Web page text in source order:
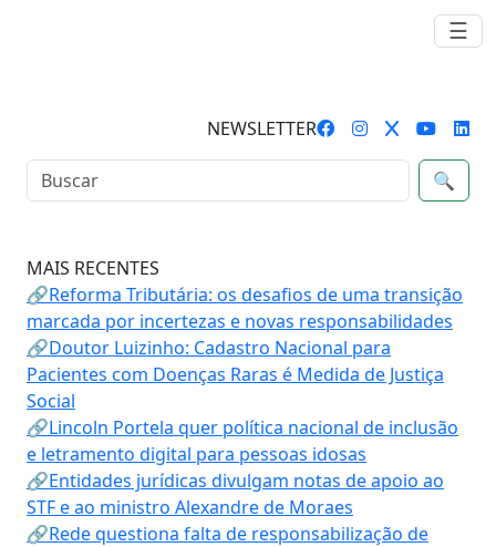
☰
NEWSLETTER
🔍
MAIS RECENTES
🔗Reforma Tributária: os desafios de uma transição
marcada por incertezas e novas responsabilidades
🔗Doutor Luizinho: Cadastro Nacional para
Pacientes com Doenças Raras é Medida de Justiça
Social
🔗Lincoln Portela quer política nacional de inclusão
e letramento digital para pessoas idosas
🔗Entidades jurídicas divulgam notas de apoio ao
STF e ao ministro Alexandre de Moraes
🔗Rede questiona falta de responsabilização de